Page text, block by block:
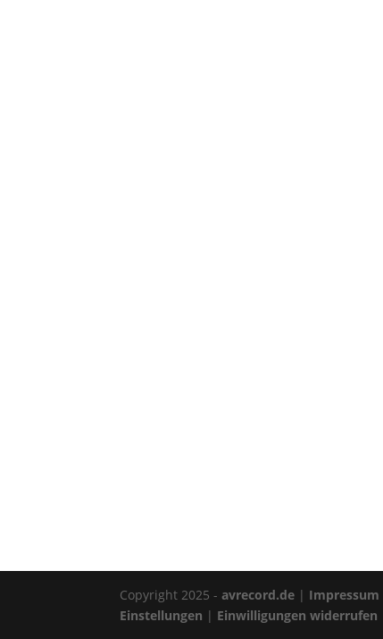
Copyright 2025 -avrecord.de | Impressum
Einstellungen | Einwilligungen widerrufen